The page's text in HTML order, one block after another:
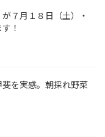
７月１８日（土）・
！
を実感。朝採れ野菜